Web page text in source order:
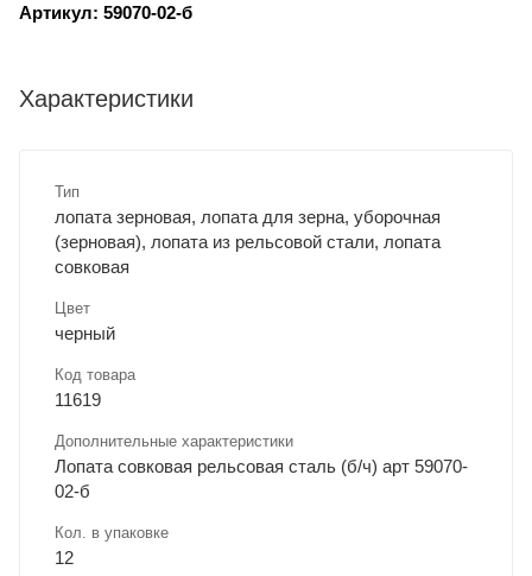
Артикул: 59070-02-б
Характеристики
Тип
лопата зерновая, лопата для зерна, уборочная
(зерновая), лопата из рельсовой стали, лопата
совковая
Цвет
черный
Код товара
11619
Дополнительные характеристики
Лопата совковая рельсовая сталь (б/ч) арт 59070-
02-б
Кол. в упаковке
12